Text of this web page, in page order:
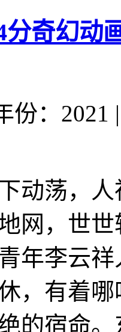
分奇幻动
份：2021 |
动荡，
网，世
年李云
，有着
的宿命